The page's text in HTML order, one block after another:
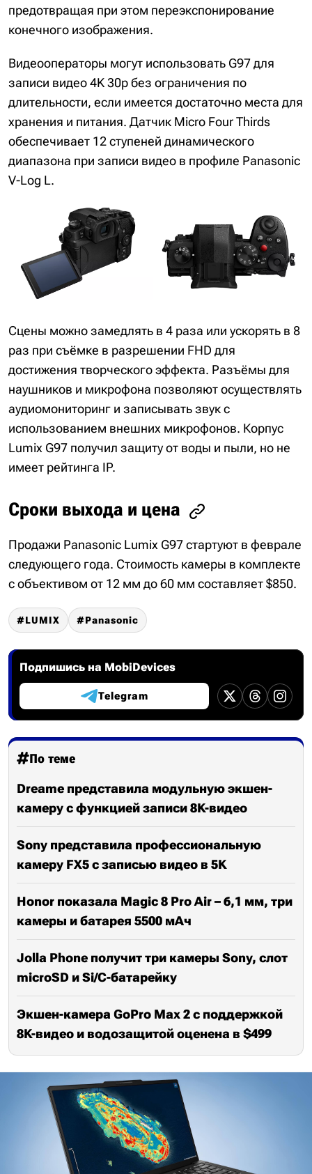
предотвращая при этом переэкспонирование
конечного изображения.
Видеооператоры могут использовать G97 для
записи видео 4K 30p без ограничения по
длительности, если имеется достаточно места для
хранения и питания. Датчик Micro Four Thirds
обеспечивает 12 ступеней динамического
диапазона при записи видео в профиле Panasonic
V-Log L.
Сцены можно замедлять в 4 раза или ускорять в 8
раз при съёмке в разрешении FHD для
достижения творческого эффекта. Разъёмы для
наушников и микрофона позволяют осуществлять
аудиомониторинг и записывать звук с
использованием внешних микрофонов. Корпус
Lumix G97 получил защиту от воды и пыли, но не
имеет рейтинга IP.
Сроки выхода и цена
Продажи Panasonic Lumix G97 стартуют в феврале
следующего года. Стоимость камеры в комплекте
с объективом от 12 мм до 60 мм составляет $850.
LUMIX Panasonic
Подпишись на MobiDevices
Telegram
По теме
Dreame представила модульную экшен-
камеру с функцией записи 8K-видео
Sony представила профессиональную
камеру FX5 с записью видео в 5K
Honor показала Magic 8 Pro Air – 6,1 мм, три
камеры и батарея 5500 мАч
Jolla Phone получит три камеры Sony, слот
microSD и Si/C-батарейку
Экшен-камера GoPro Max 2 с поддержкой
8K-видео и водозащитой оценена в $499